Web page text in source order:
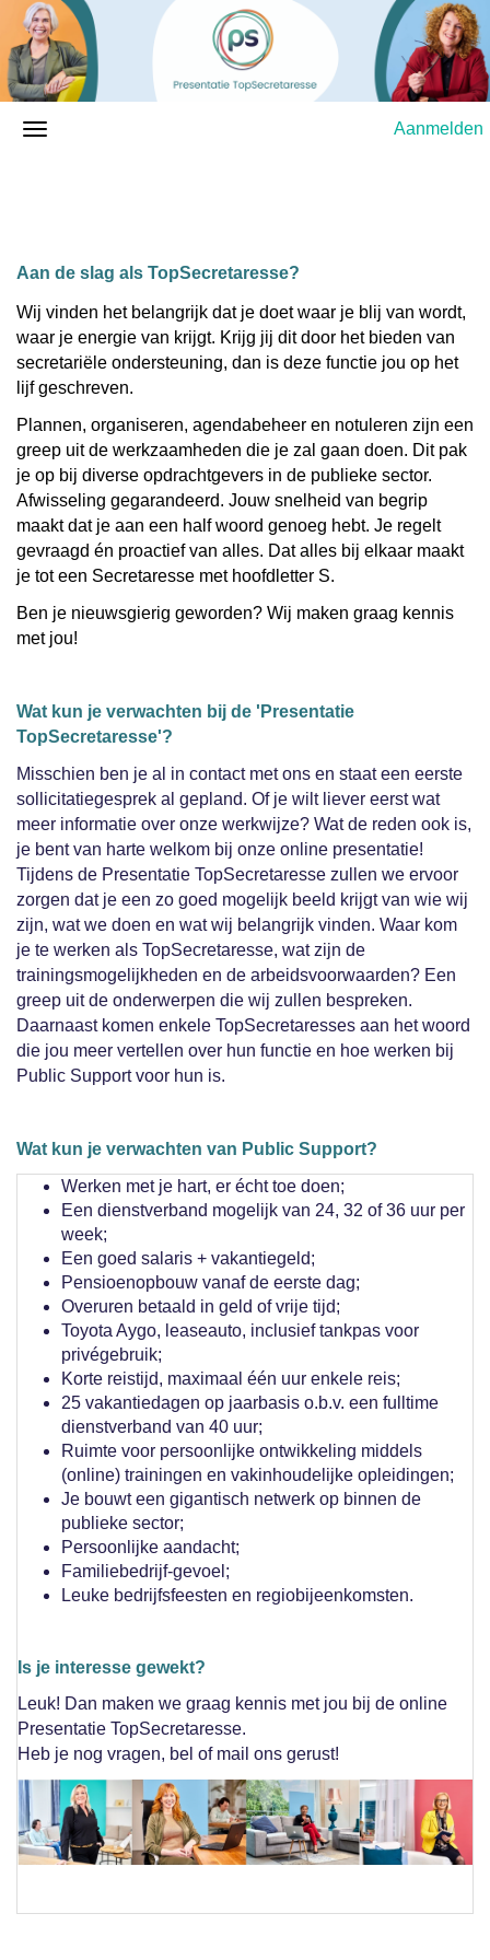
Aanmelden
Aan de slag als TopSecretaresse?
Wij vinden het belangrijk dat je doet waar je blij van wordt,
waar je energie van krijgt. Krijg jij dit door het bieden van
secretariële ondersteuning, dan is deze functie jou op het
lijf geschreven.
Plannen, organiseren, agendabeheer en notuleren zijn een
greep uit de werkzaamheden die je zal gaan doen. Dit pak
je op bij diverse opdrachtgevers in de publieke sector.
Afwisseling gegarandeerd. Jouw snelheid van begrip
maakt dat je aan een half woord genoeg hebt. Je regelt
gevraagd én proactief van alles. Dat alles bij elkaar maakt
je tot een Secretaresse met hoofdletter S.
Ben je nieuwsgierig geworden? Wij maken graag kennis
met jou!
Wat kun je verwachten bij de 'Presentatie
TopSecretaresse'?
Misschien ben je al in contact met ons en staat een eerste
sollicitatiegesprek al gepland. Of je wilt liever eerst wat
meer informatie over onze werkwijze? Wat de reden ook is,
je bent van harte welkom bij onze online presentatie!
Tijdens de Presentatie TopSecretaresse zullen we ervoor
zorgen dat je een zo goed mogelijk beeld krijgt van wie wij
zijn, wat we doen en wat wij belangrijk vinden. Waar kom
je te werken als TopSecretaresse, wat zijn de
trainingsmogelijkheden en de arbeidsvoorwaarden? Een
greep uit de onderwerpen die wij zullen bespreken.
Daarnaast komen enkele TopSecretaresses aan het woord
die jou meer vertellen over hun functie en hoe werken bij
Public Support voor hun is.
Wat kun je verwachten van Public Support?
Werken met je hart, er écht toe doen;
Een dienstverband mogelijk van 24, 32 of 36 uur per
week;
Een goed salaris + vakantiegeld;
Pensioenopbouw vanaf de eerste dag;
Overuren betaald in geld of vrije tijd;
Toyota Aygo, leaseauto, inclusief tankpas voor
privégebruik;
Korte reistijd, maximaal één uur enkele reis;
25 vakantiedagen op jaarbasis o.b.v. een fulltime
dienstverband van 40 uur;
Ruimte voor persoonlijke ontwikkeling middels
(online) trainingen en vakinhoudelijke opleidingen;
Je bouwt een gigantisch netwerk op binnen de
publieke sector;
Persoonlijke aandacht;
Familiebedrijf-gevoel;
Leuke bedrijfsfeesten en regiobijeenkomsten.
Is je interesse gewekt?
Leuk! Dan maken we graag kennis met jou bij de online
Presentatie TopSecretaresse.
Heb je nog vragen, bel of mail ons gerust!